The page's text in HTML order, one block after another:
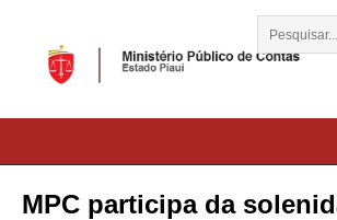
MPC participa da